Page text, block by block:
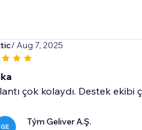
/ Aug 7, 2025
çok kolaydı. Destek ekibi
GE Tým Geliver A.Ş.